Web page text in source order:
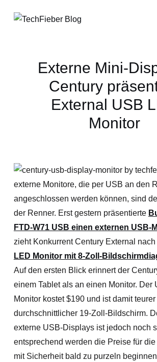
Externe Mini-
Century
External USB
Monitor
externe Monitore, die per USB an den
angeschlossen werden können, sind
der Renner. Erst gestern präsentierte
FTD-W71 USB einen externen USB-
zieht Konkurrent Century External nach
LED Monitor mit 8-Zoll-
Auf den ersten Blick erinnert der
einem Tablet als an einen Monitor. Der
Monitor kostet $190 und ist damit
durchschnittlicher 19-Zoll-Bildschirm.
externe USB-Displays ist jedoch noch
entsprechend werden die Preise für
mit Sicherheit bald zu purzeln